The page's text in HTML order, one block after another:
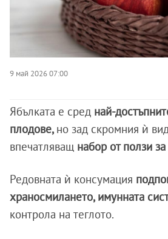
9 май 2026 07:00
Ябълката е сред най-
плодове, но зад скромния ѝ
впечатляващ набор от ползи
Редовната ѝ консумация
храносмилането, имунната
контрола на теглото.